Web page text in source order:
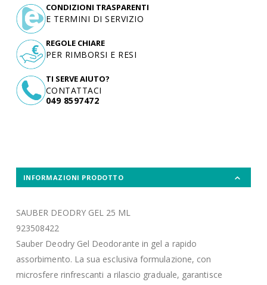
TI SERVE AIUTO?
CONTATTACI
049 8597472
CONDIZIONI TRASPARENTI
E TERMINI DI SERVIZIO
REGOLE CHIARE
PER RIMBORSI E RESI
INFORMAZIONI PRODOTTO
SAUBER DEODRY GEL 25 ML
923508422
Sauber Deodry Gel Deodorante in gel a rapido
assorbimento. La sua esclusiva formulazione, con
microsfere rinfrescanti a rilascio graduale, garantisce